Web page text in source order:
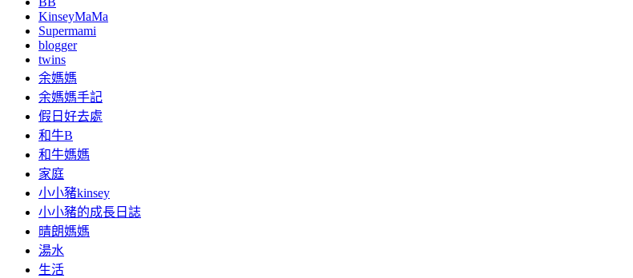
KinseyMaMa
Supermami
blogger
twins
余媽媽
余媽媽手記
假日好去處
和牛B
和牛媽媽
家庭
小小豬kinsey
小小豬的成長日誌
晴朗媽媽
湯水
生活